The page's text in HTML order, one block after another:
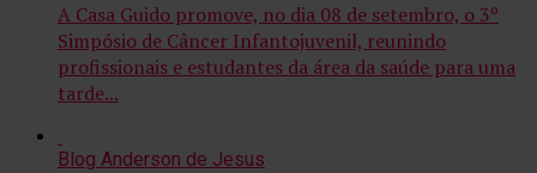
A Casa Guido promove, no dia 08 de setembro, o 3º
Simpósio de Câncer Infantojuvenil, reunindo
profissionais e estudantes da área da saúde para uma
tarde...
Blog Anderson de Jesus